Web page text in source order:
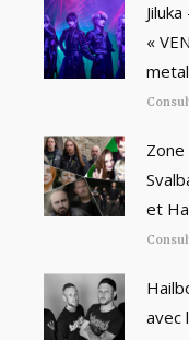
«
et
avec